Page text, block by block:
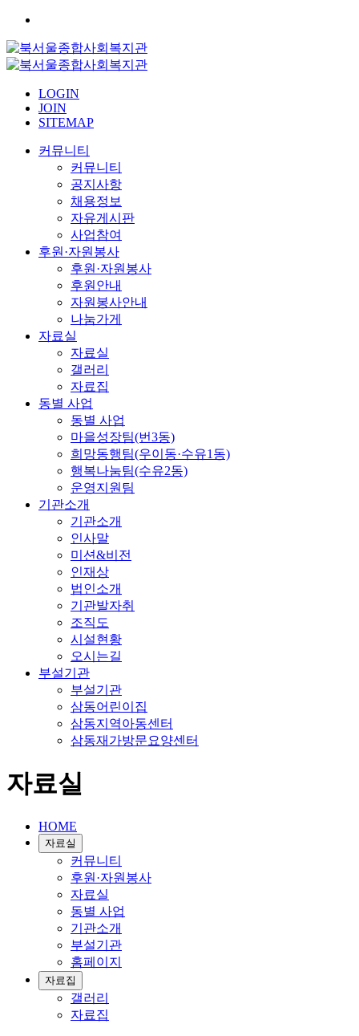
LOGIN
JOIN
SITEMAP
커뮤니티
커뮤니티
공지사항
채용정보
자유게시판
사업참여
후원·자원봉사
후원·자원봉사
후원안내
자원봉사안내
나눔가게
자료실
자료실
갤러리
자료집
동별 사업
동별 사업
마을성장팀(번3동)
희망동행팀(우이동·수유1동)
행복나눔팀(수유2동)
운영지원팀
기관소개
기관소개
인사말
미션&비전
인재상
법인소개
기관발자취
조직도
시설현황
오시는길
부설기관
부설기관
삼동어린이집
삼동지역아동센터
삼동재가방문요양센터
자료실
HOME
자료실
커뮤니티
후원·자원봉사
자료실
동별 사업
기관소개
부설기관
홈페이지
자료집
갤러리
자료집